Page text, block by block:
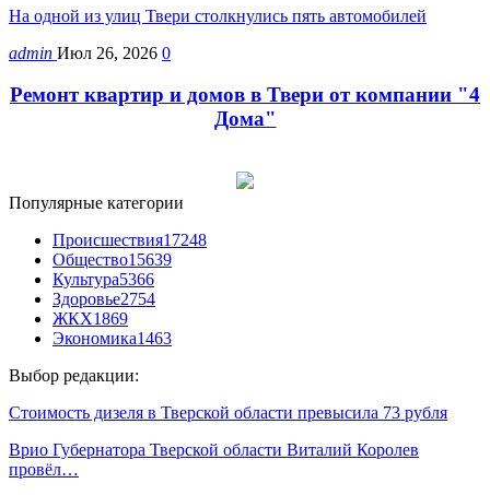
На одной из улиц Твери столкнулись пять автомобилей
admin Июл 26, 2026 0
Ремонт квартир и домов в Твери от компании "4
Дома"
Популярные категории
Происшествия17248
Общество15639
Культура5366
Здоровье2754
ЖКХ1869
Экономика1463
Выбор редакции:
Стоимость дизеля в Тверской области превысила 73 рубля
Врио Губернатора Тверской области Виталий Королев
провёл…